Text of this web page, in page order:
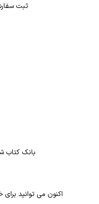
ثبت سفارش در بانک کتاب
بانک کتاب
اکنون می توانید